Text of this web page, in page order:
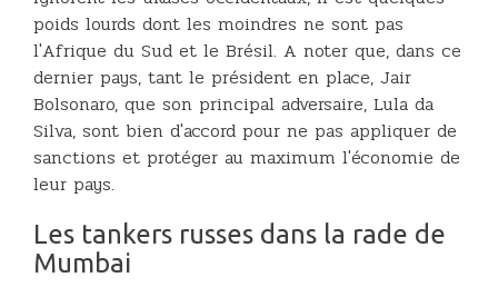
poids lourds dont les moindres ne sont pas
l'Afrique du Sud et le Brésil. A noter que, dans ce
dernier pays, tant le président en place, Jair
Bolsonaro, que son principal adversaire, Lula da
Silva, sont bien d'accord pour ne pas appliquer de
sanctions et protéger au maximum l'économie de
leur pays.
Les tankers russes dans la rade de
Mumbai